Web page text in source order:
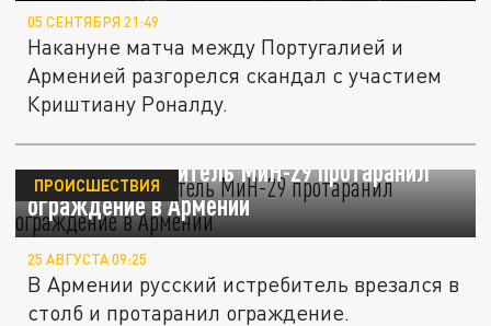
05 СЕНТЯБРЯ 21:49
Накануне матча между Португалией и
Арменией разгорелся скандал с участием
Криштиану Роналду.
Русский истребитель МиН-29 протаранил
ограждение в Армении
ПРОИСШЕСТВИЯ
25 АВГУСТА 09:25
В Армении русский истребитель врезался в
столб и протаранил ограждение.